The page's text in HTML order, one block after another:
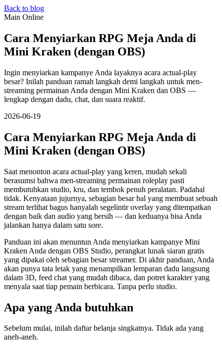
Back to blog
Main Online
Cara Menyiarkan RPG Meja Anda di
Mini Kraken (dengan OBS)
Ingin menyiarkan kampanye Anda layaknya acara actual-play
besar? Inilah panduan ramah langkah demi langkah untuk men-
streaming permainan Anda dengan Mini Kraken dan OBS —
lengkap dengan dadu, chat, dan suara reaktif.
2026-06-19
Cara Menyiarkan RPG Meja Anda di
Mini Kraken (dengan OBS)
Saat menonton acara actual-play yang keren, mudah sekali
berasumsi bahwa men-streaming permainan roleplay pasti
membutuhkan studio, kru, dan tembok penuh peralatan. Padahal
tidak. Kenyataan jujurnya, sebagian besar hal yang membuat sebuah
stream terlihat bagus hanyalah segelintir overlay yang ditempatkan
dengan baik dan audio yang bersih — dan keduanya bisa Anda
jalankan hanya dalam satu sore.
Panduan ini akan menuntun Anda menyiarkan kampanye Mini
Kraken Anda dengan OBS Studio, perangkat lunak siaran gratis
yang dipakai oleh sebagian besar streamer. Di akhir panduan, Anda
akan punya tata letak yang menampilkan lemparan dadu langsung
dalam 3D, feed chat yang mudah dibaca, dan potret karakter yang
menyala saat tiap pemain berbicara. Tanpa perlu studio.
Apa yang Anda butuhkan
Sebelum mulai, inilah daftar belanja singkatnya. Tidak ada yang
aneh-aneh.